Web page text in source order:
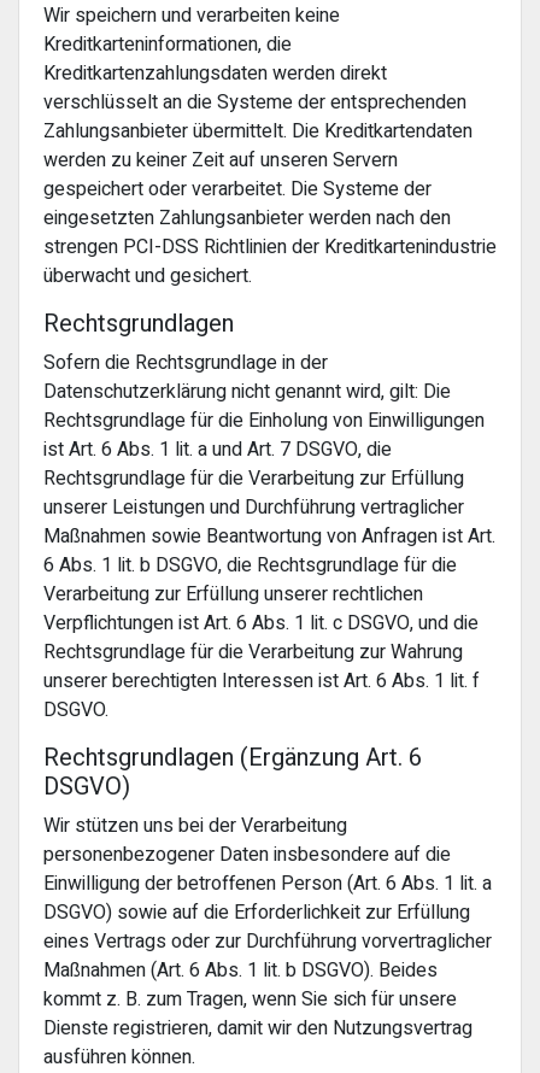
Wir speichern und verarbeiten keine
Kreditkarteninformationen, die
Kreditkartenzahlungsdaten werden direkt
verschlüsselt an die Systeme der entsprechenden
Zahlungsanbieter übermittelt. Die Kreditkartendaten
werden zu keiner Zeit auf unseren Servern
gespeichert oder verarbeitet. Die Systeme der
eingesetzten Zahlungsanbieter werden nach den
strengen PCI-DSS Richtlinien der Kreditkartenindustrie
überwacht und gesichert.
Rechtsgrundlagen
Sofern die Rechtsgrundlage in der
Datenschutzerklärung nicht genannt wird, gilt: Die
Rechtsgrundlage für die Einholung von Einwilligungen
ist Art. 6 Abs. 1 lit. a und Art. 7 DSGVO, die
Rechtsgrundlage für die Verarbeitung zur Erfüllung
unserer Leistungen und Durchführung vertraglicher
Maßnahmen sowie Beantwortung von Anfragen ist Art.
6 Abs. 1 lit. b DSGVO, die Rechtsgrundlage für die
Verarbeitung zur Erfüllung unserer rechtlichen
Verpflichtungen ist Art. 6 Abs. 1 lit. c DSGVO, und die
Rechtsgrundlage für die Verarbeitung zur Wahrung
unserer berechtigten Interessen ist Art. 6 Abs. 1 lit. f
DSGVO.
Rechtsgrundlagen (Ergänzung Art. 6
DSGVO)
Wir stützen uns bei der Verarbeitung
personenbezogener Daten insbesondere auf die
Einwilligung der betroffenen Person (Art. 6 Abs. 1 lit. a
DSGVO) sowie auf die Erforderlichkeit zur Erfüllung
eines Vertrags oder zur Durchführung vorvertraglicher
Maßnahmen (Art. 6 Abs. 1 lit. b DSGVO). Beides
kommt z. B. zum Tragen, wenn Sie sich für unsere
Dienste registrieren, damit wir den Nutzungsvertrag
ausführen können.